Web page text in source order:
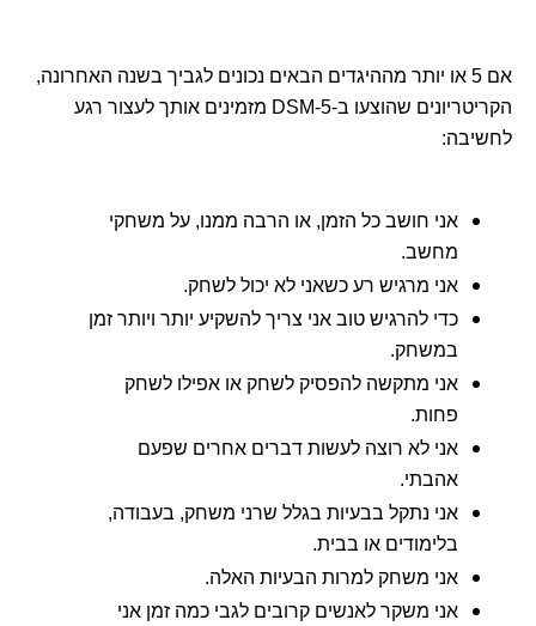
אם 5 או יותר מההיגדים הבאים נכונים לגביך בשנה האחרונה,
הקריטריונים שהוצעו ב-DSM-5 מזמינים אותך לעצור רגע
לחשיבה:
אני חושב כל הזמן, או הרבה ממנו, על משחקי
מחשב.
אני מרגיש רע כשאני לא יכול לשחק.
כדי להרגיש טוב אני צריך להשקיע יותר ויותר זמן
במשחק.
אני מתקשה להפסיק לשחק או אפילו לשחק
פחות.
אני לא רוצה לעשות דברים אחרים שפעם
אהבתי.
אני נתקל בבעיות בגלל שרני משחק, בעבודה,
בלימודים או בבית.
אני משחק למרות הבעיות האלה.
אני משקר לאנשים קרובים לגבי כמה זמן אני